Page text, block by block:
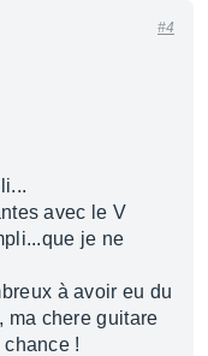
#4
avec le V
je ne
à avoir eu du
ma chere guitare
!